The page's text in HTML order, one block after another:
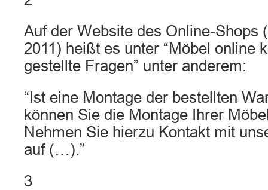
Auf der Website des Online-Shops
2011) heißt es unter “Möbel online
gestellte Fragen” unter anderem:
“Ist eine Montage der bestellten
können Sie die Montage Ihrer
Nehmen Sie hierzu Kontakt mit
auf (…).”
3